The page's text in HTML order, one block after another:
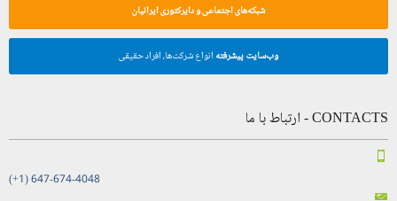
شبکه‌های اجتماعی و دایرکتوری ایرانیان
وب‌سایت پیشرفته انواع شرکت‌ها، افراد حقیقی
CONTACTS - ارتباط با ما
(+1) 647-674-4048